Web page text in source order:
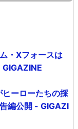
・Xフォースは
GIGAZINE
ーローたちの採
編公開 - GIGAZI